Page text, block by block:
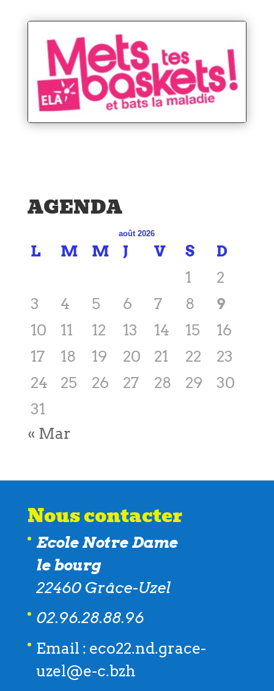
AGENDA
août 2026
L M M J V S
D
1
2
3
4 5 6 7 8
9
10
11 12 13 14 15
16
17
18 19 20 21 22
23
24
25 26 27 28 29
30
31
« Mar
Nous contacter
Ecole Notre Dame
le bourg
22460 Grâce-Uzel
02.96.28.88.96
Email : eco22.nd.grace-
uzel@e-c.bzh